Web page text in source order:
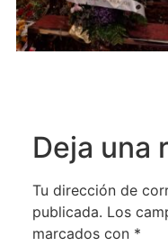
Deja una
Tu dirección de
publicada. Los
marcados con *